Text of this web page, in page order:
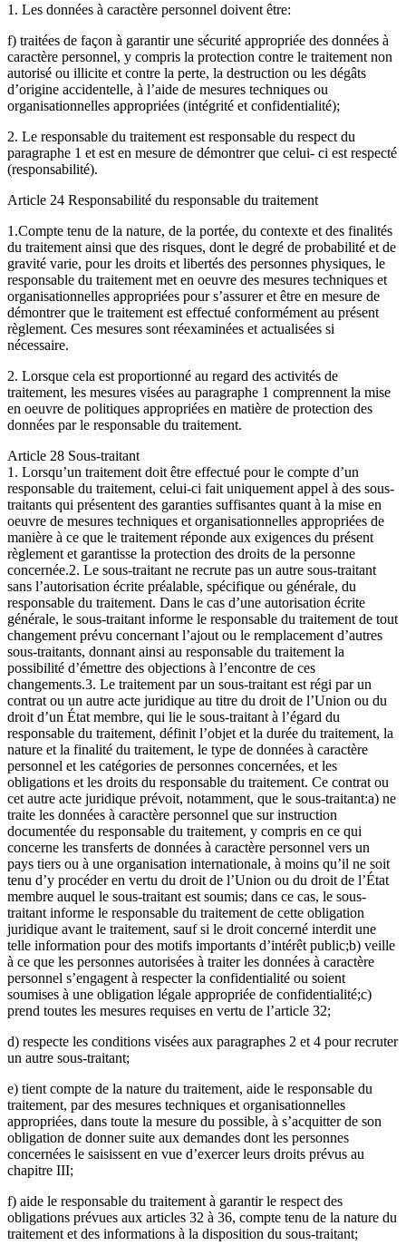
1. Les données à caractère personnel doivent être:
f) traitées de façon à garantir une sécurité appropriée des données à
caractère personnel, y compris la protection contre le traitement non
autorisé ou illicite et contre la perte, la destruction ou les dégâts
d’origine accidentelle, à l’aide de mesures techniques ou
organisationnelles appropriées (intégrité et confidentialité);
2. Le responsable du traitement est responsable du respect du
paragraphe 1 et est en mesure de démontrer que celui- ci est respecté
(responsabilité).
Article 24 Responsabilité du responsable du traitement
1.Compte tenu de la nature, de la portée, du contexte et des finalités
du traitement ainsi que des risques, dont le degré de probabilité et de
gravité varie, pour les droits et libertés des personnes physiques, le
responsable du traitement met en oeuvre des mesures techniques et
organisationnelles appropriées pour s’assurer et être en mesure de
démontrer que le traitement est effectué conformément au présent
règlement. Ces mesures sont réexaminées et actualisées si
nécessaire.
2. Lorsque cela est proportionné au regard des activités de
traitement, les mesures visées au paragraphe 1 comprennent la mise
en oeuvre de politiques appropriées en matière de protection des
données par le responsable du traitement.
Article 28 Sous-traitant
1. Lorsqu’un traitement doit être effectué pour le compte d’un
responsable du traitement, celui-ci fait uniquement appel à des sous-
traitants qui présentent des garanties suffisantes quant à la mise en
oeuvre de mesures techniques et organisationnelles appropriées de
manière à ce que le traitement réponde aux exigences du présent
règlement et garantisse la protection des droits de la personne
concernée.2. Le sous-traitant ne recrute pas un autre sous-traitant
sans l’autorisation écrite préalable, spécifique ou générale, du
responsable du traitement. Dans le cas d’une autorisation écrite
générale, le sous-traitant informe le responsable du traitement de tout
changement prévu concernant l’ajout ou le remplacement d’autres
sous-traitants, donnant ainsi au responsable du traitement la
possibilité d’émettre des objections à l’encontre de ces
changements.3. Le traitement par un sous-traitant est régi par un
contrat ou un autre acte juridique au titre du droit de l’Union ou du
droit d’un État membre, qui lie le sous-traitant à l’égard du
responsable du traitement, définit l’objet et la durée du traitement, la
nature et la finalité du traitement, le type de données à caractère
personnel et les catégories de personnes concernées, et les
obligations et les droits du responsable du traitement. Ce contrat ou
cet autre acte juridique prévoit, notamment, que le sous-traitant:a) ne
traite les données à caractère personnel que sur instruction
documentée du responsable du traitement, y compris en ce qui
concerne les transferts de données à caractère personnel vers un
pays tiers ou à une organisation internationale, à moins qu’il ne soit
tenu d’y procéder en vertu du droit de l’Union ou du droit de l’État
membre auquel le sous-traitant est soumis; dans ce cas, le sous-
traitant informe le responsable du traitement de cette obligation
juridique avant le traitement, sauf si le droit concerné interdit une
telle information pour des motifs importants d’intérêt public;b) veille
à ce que les personnes autorisées à traiter les données à caractère
personnel s’engagent à respecter la confidentialité ou soient
soumises à une obligation légale appropriée de confidentialité;c)
prend toutes les mesures requises en vertu de l’article 32;
d) respecte les conditions visées aux paragraphes 2 et 4 pour recruter
un autre sous-traitant;
e) tient compte de la nature du traitement, aide le responsable du
traitement, par des mesures techniques et organisationnelles
appropriées, dans toute la mesure du possible, à s’acquitter de son
obligation de donner suite aux demandes dont les personnes
concernées le saisissent en vue d’exercer leurs droits prévus au
chapitre III;
f) aide le responsable du traitement à garantir le respect des
obligations prévues aux articles 32 à 36, compte tenu de la nature du
traitement et des informations à la disposition du sous-traitant;